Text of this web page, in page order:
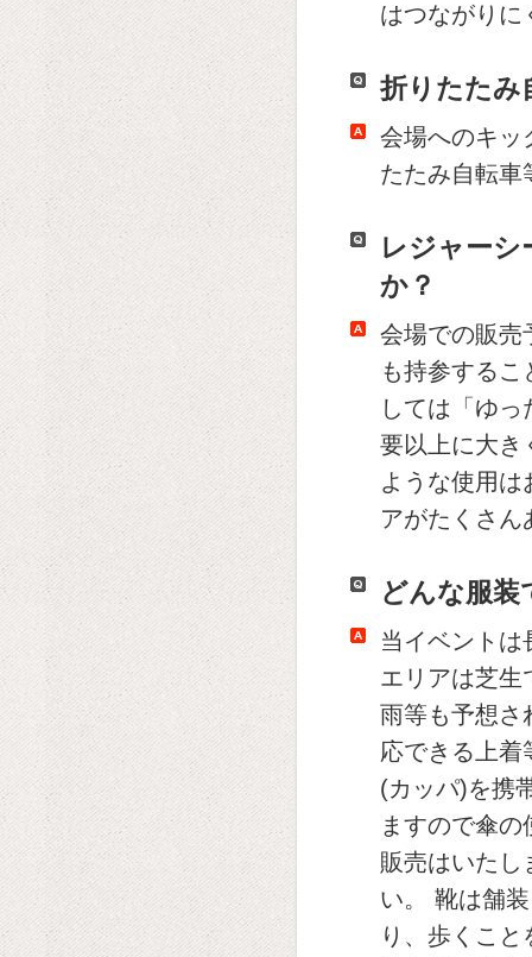
はつながりに
折りたたみ
会場へのキッ
たたみ自転車
レジャーシ
か？
会場での販売
も持参する
しては「ゆ
要以上に大き
ような使用
アがたくさん
どんな服装
当イベントは
エリアは芝生
雨等も予想さ
応できる上着
(カッパ)を携
ますので傘
販売はいたし
い。 靴は舗
り、歩くこ